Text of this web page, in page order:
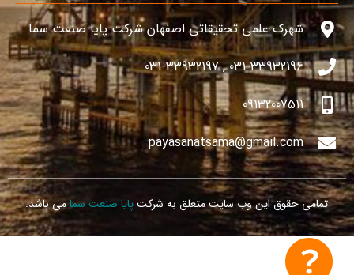
شهرک علمی تحقیقاتی اصفهان شرکت پایا صنعت سما
031-33932196 , 031-33932197
09132007511
payasanatsama@gmail.com
تمامی حقوق این وب سایت متعلق به شرکتپایا صنعت سمامی باشد.